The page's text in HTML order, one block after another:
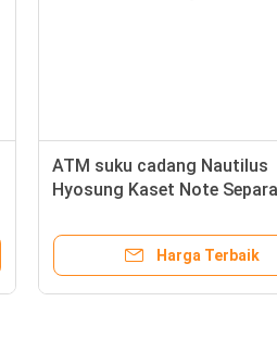
ATM suku cadang Nautilus
Hyosung Kaset Note
Harga Terbaik